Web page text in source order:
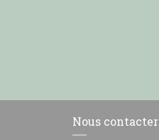
Nous contacter